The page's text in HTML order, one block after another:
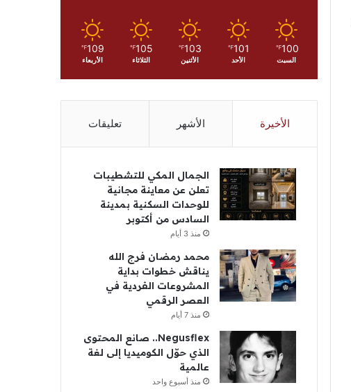
100
℉
السبت
101
℉
الأحد
103
℉
الأثنين
105
℉
الثلاثاء
109
℉
الأربعاء
الأخيرة الأشهر تعليقات
الجمال المكي للتشطيبات
تعلن عن معاينة مجانية
للوحدات السكنية بمدينة
السادس من أكتوبر
منذ 3 أيام
محمد رمضان فرج الله
يناقش خطوات بداية
المشروعات الفردية في
العصر الرقمي
منذ 7 أيام
Negusflex.. صانع المحتوى
الذي حوّل الكوميديا إلى لغة
عالمية
منذ أسبوع واحد